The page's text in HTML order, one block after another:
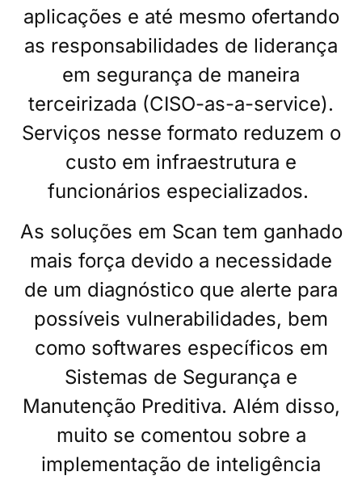
aplicações e até mesmo ofertando
as responsabilidades de liderança
em segurança de maneira
terceirizada (CISO-as-a-service).
Serviços nesse formato reduzem o
custo em infraestrutura e
funcionários especializados.
As soluções em Scan tem ganhado
mais força devido a necessidade
de um diagnóstico que alerte para
possíveis vulnerabilidades, bem
como softwares específicos em
Sistemas de Segurança e
Manutenção Preditiva. Além disso,
muito se comentou sobre a
implementação de inteligência